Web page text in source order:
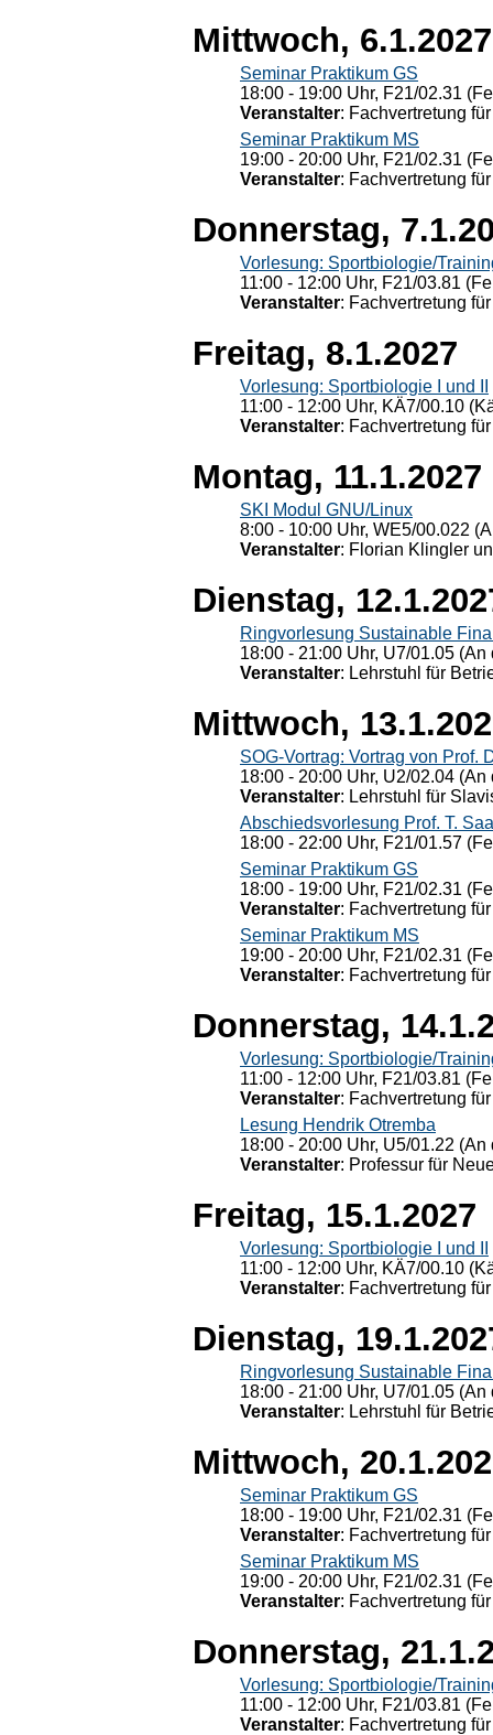
Mittwoch, 6.1.2027
Seminar Praktikum GS
18:00 - 19:00 Uhr, F21/02.31
Veranstalter: Fachvertretung
Seminar Praktikum MS
19:00 - 20:00 Uhr, F21/02.31
Veranstalter: Fachvertretung
Donnerstag,
Vorlesung: Sportbiologie/
11:00 - 12:00 Uhr, F21/03.81
Veranstalter: Fachvertretung
Freitag, 8.1.2027
Vorlesung: Sportbiologie I und II
11:00 - 12:00 Uhr, KÄ7/00.10
Veranstalter: Fachvertretung
Montag, 11.1.2027
SKI Modul GNU/Linux
8:00 - 10:00 Uhr, WE5/00.022
Veranstalter: Florian Klingler
Dienstag,
Ringvorlesung Sustainable
18:00 - 21:00 Uhr, U7/01.05
Veranstalter: Lehrstuhl für
Mittwoch,
SOG-Vortrag: Vortrag von Prof.
18:00 - 20:00 Uhr, U2/02.04
Veranstalter: Lehrstuhl für
Abschiedsvorlesung Prof. T.
18:00 - 22:00 Uhr, F21/01.57
Seminar Praktikum GS
18:00 - 19:00 Uhr, F21/02.31
Veranstalter: Fachvertretung
Seminar Praktikum MS
19:00 - 20:00 Uhr, F21/02.31
Veranstalter: Fachvertretung
Donnerstag,
Vorlesung: Sportbiologie/
11:00 - 12:00 Uhr, F21/03.81
Veranstalter: Fachvertretung
Lesung Hendrik Otremba
18:00 - 20:00 Uhr, U5/01.22
Veranstalter: Professur für
Freitag, 15.1.2027
Vorlesung: Sportbiologie I und II
11:00 - 12:00 Uhr, KÄ7/00.10
Veranstalter: Fachvertretung
Dienstag,
Ringvorlesung Sustainable
18:00 - 21:00 Uhr, U7/01.05
Veranstalter: Lehrstuhl für
Mittwoch,
Seminar Praktikum GS
18:00 - 19:00 Uhr, F21/02.31
Veranstalter: Fachvertretung
Seminar Praktikum MS
19:00 - 20:00 Uhr, F21/02.31
Veranstalter: Fachvertretung
Donnerstag,
Vorlesung: Sportbiologie/
11:00 - 12:00 Uhr, F21/03.81
Veranstalter: Fachvertretung